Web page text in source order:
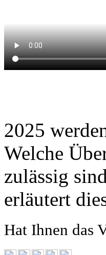
2025
Welche
zulässig
erläutert
Hat Ihnen das